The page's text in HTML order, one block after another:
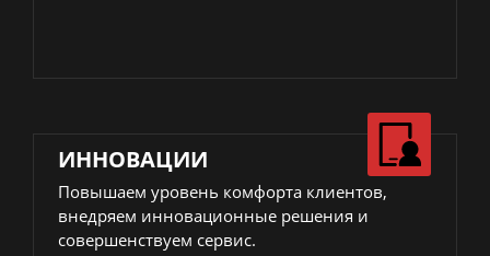
ИННОВАЦИИ
Повышаем уровень комфорта клиентов,
внедряем инновационные решения и
совершенствуем сервис.